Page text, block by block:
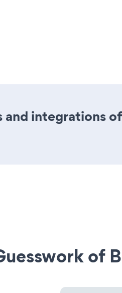
integrations
of